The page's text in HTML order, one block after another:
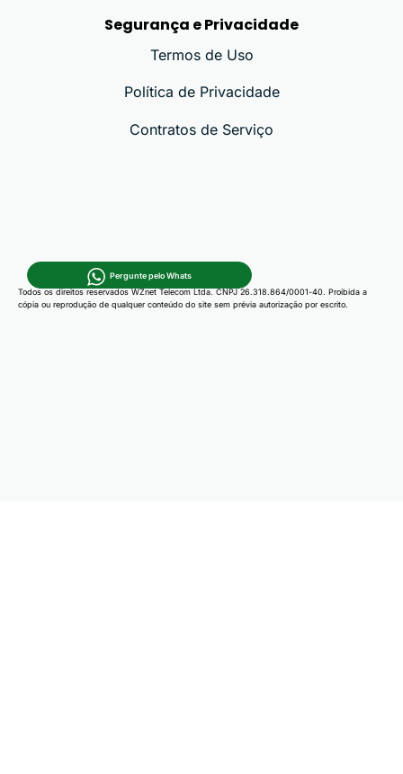
Pergunte pelo Whats
Segurança e Privacidade
Termos de Uso
Política de Privacidade
Contratos de Serviço
Todos os direitos reservados WZnet Telecom Ltda. CNPJ 26.318.864/0001-40. Proibida a
cópia ou reprodução de qualquer conteúdo do site sem prévia autorização por escrito.